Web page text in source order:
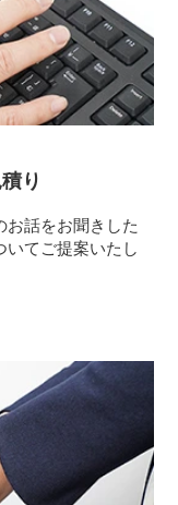
り
お話をお聞きした
いてご提案いたし